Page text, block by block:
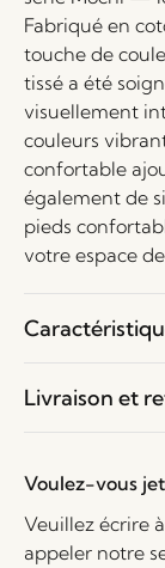
Fabriqué en
touche de
tissé a été
visuellement
couleurs
confortable
également de
pieds
votre espace
Livraison et
Voulez-vous
Veuillez écrire à
appeler notre